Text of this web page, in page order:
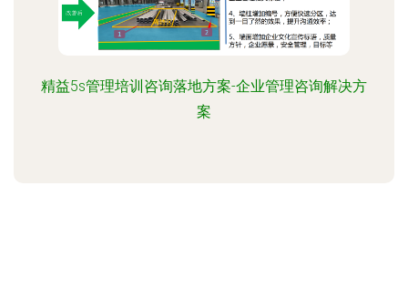
精益5s管理培训咨询落地方案-企业管理咨询解决方
案